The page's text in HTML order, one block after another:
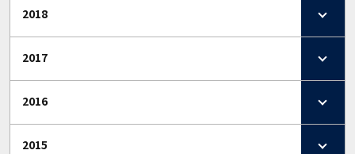
2018
2017
2016
2015